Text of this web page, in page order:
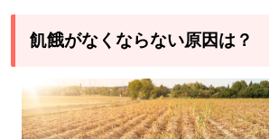
要
策
と
飢餓がなくならない原因は？